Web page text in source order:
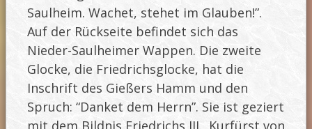
Saulheim. Wachet, stehet im Glauben!”.
Auf der Rückseite befindet sich das
Nieder-Saulheimer Wappen. Die zweite
Glocke, die Friedrichsglocke, hat die
Inschrift des Gießers Hamm und den
Spruch: “Danket dem Herrn”. Sie ist geziert
mit dem Bildnis Friedrichs III., Kurfürst von